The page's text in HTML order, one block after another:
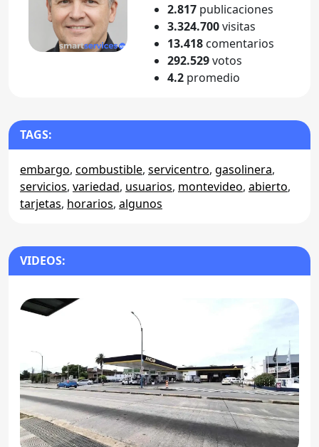
2.817 publicaciones
3.324.700visitas
13.418 comentarios
292.529votos
4.2 promedio
TAGS:
embargo, combustible, servicentro, gasolinera,
servicios, variedad, usuarios, montevideo, abierto,
tarjetas, horarios, algunos
VIDEOS: